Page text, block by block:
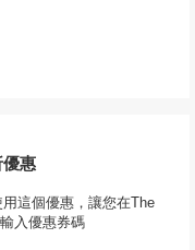
惠
這個優惠，讓您在The
入優惠券碼